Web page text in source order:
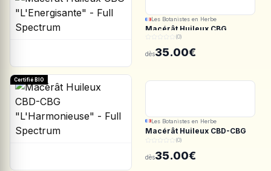
Les Botanistes en Herbe
Macérât Huileux CBG
"L'Energisante" - Full
Spectrum
(0)
dès35.00€
Certifié BIO
Les Botanistes en Herbe
Macérât Huileux CBD-CBG
"L'Harmonieuse" - Full
(0)
dès35.00€